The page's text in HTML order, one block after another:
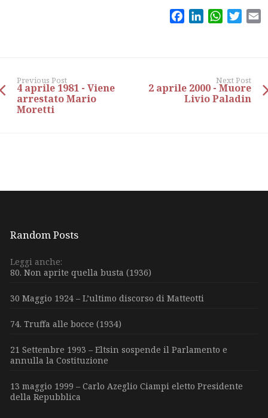
FacebookLinkedIn
Previous Post
4 aprile 1981 - Viene
arrestato Mario
Moretti
Next Post
2 aprile 2000 - Muore
Livio Paladin
Random Posts
Leggi anche:
80. Non aprite quella busta (1936)
30 Maggio 1924 – L’ultimo discorso di Matteotti
74. Truffa alle bocce (1934)
21 Settembre 1993 – Eltsin sospende il Parlamento e
annulla la Costituzione
13 maggio 1999 – Carlo Azeglio Ciampi eletto Presidente
della Repubblica